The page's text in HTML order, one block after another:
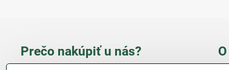
Prečo nakúpiť u nás?